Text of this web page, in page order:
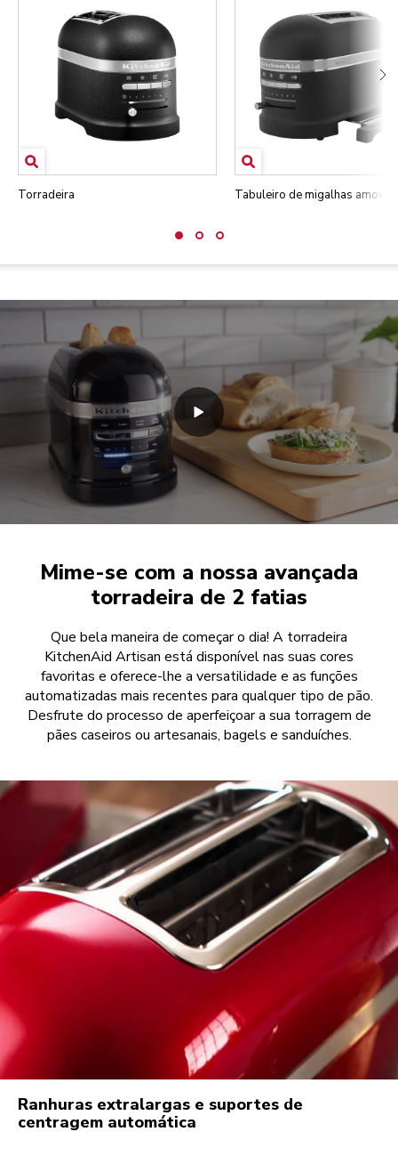
Torradeira Tabuleiro de migalhas
Mime-se com a nossa avançada
torradeira de 2 fatias
Que bela maneira de começar o dia! A torradeira
KitchenAid Artisan está disponível nas suas cores
favoritas e oferece-lhe a versatilidade e as funções
automatizadas mais recentes para qualquer tipo de pão.
Desfrute do processo de aperfeiçoar a sua torragem de
pães caseiros ou artesanais, bagels e sanduíches.
Ranhuras extralargas e suportes de
centragem automática